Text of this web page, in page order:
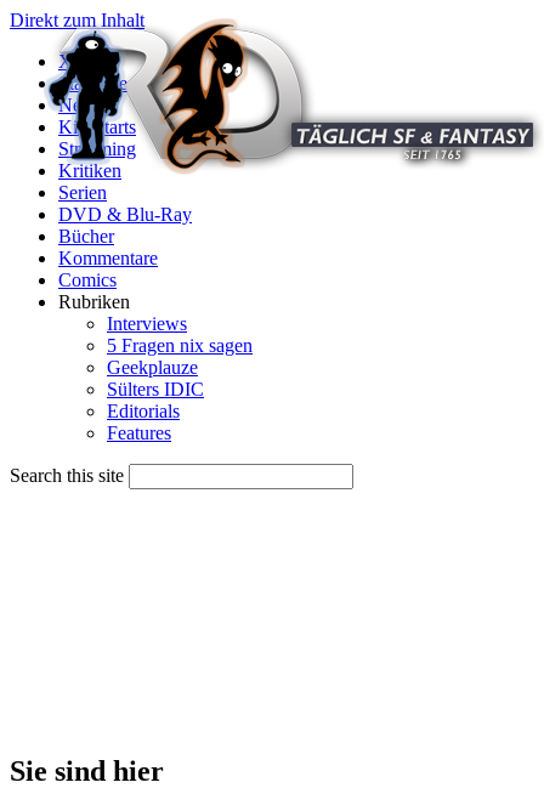
Direkt zum Inhalt
X
Startseite
News
Kinostarts
Streaming
Kritiken
Serien
DVD & Blu-Ray
Bücher
Kommentare
Comics
Rubriken
Interviews
5 Fragen nix sagen
Geekplauze
Sülters IDIC
Editorials
Features
Search this site
Sie sind hier